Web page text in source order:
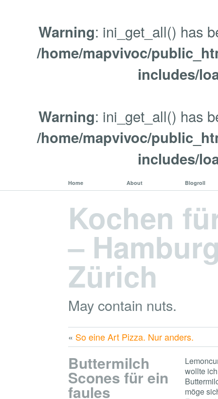
Warning: ini_get_all() has
/home/mapvivoc/
includes/
Warning: ini_get_all() has
/home/mapvivoc/
includes/
Home About Blogroll
Kochen
–
Zürich
May contain nuts.
« So eine Art Pizza. Nur anders.
Buttermilch
Scones für ein
faules
wollte
möge